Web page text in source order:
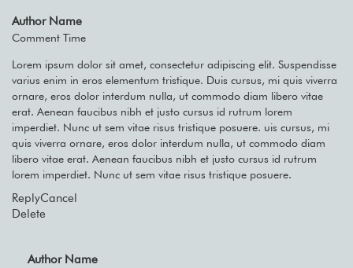
Author Name
Comment Time
Lorem ipsum dolor sit amet, consectetur adipiscing elit. Suspendisse
varius enim in eros elementum tristique. Duis cursus, mi quis viverra
ornare, eros dolor interdum nulla, ut commodo diam libero vitae
erat. Aenean faucibus nibh et justo cursus id rutrum lorem
imperdiet. Nunc ut sem vitae risus tristique posuere. uis cursus, mi
quis viverra ornare, eros dolor interdum nulla, ut commodo diam
libero vitae erat. Aenean faucibus nibh et justo cursus id rutrum
lorem imperdiet. Nunc ut sem vitae risus tristique posuere.
ReplyCancel
Delete
Author Name